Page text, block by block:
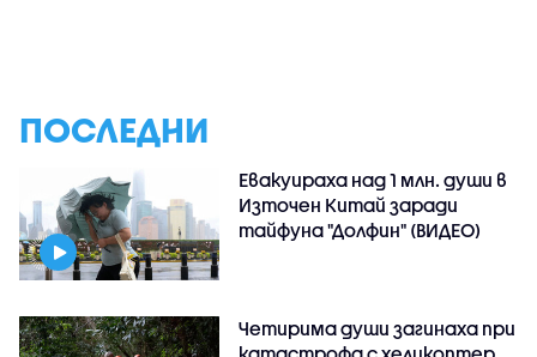
ПОСЛЕДНИ
Евакуираха над 1 млн. души в
Източен Китай заради
тайфуна "Долфин" (ВИДЕО)
Четирима души загинаха при